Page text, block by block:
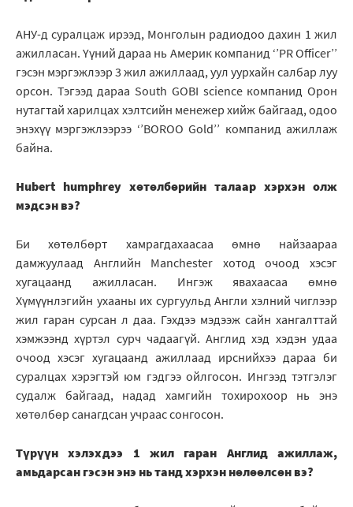
АНУ-д суралцаж ирээд, Монголын радиодоо дахин 1 жил
ажилласан. Үүний дараа нь Америк компанид ‘’PR Officer’’
гэсэн мэргэжлээр 3 жил ажиллаад, уул уурхайн салбар луу
орсон. Тэгээд дараа South GOBI science компанид Орон
нутагтай харилцах хэлтсийн менежер хийж байгаад, одоо
энэхүү мэргэжлээрээ ‘’BOROO Gold’’ компанид ажиллаж
байна.
Hubert humphrey хөтөлбөрийн талаар хэрхэн олж
мэдсэн вэ?
Би хөтөлбөрт хамрагдахаасаа өмнө найзаараа
дамжуулаад Английн Manchester хотод очоод хэсэг
хугацаанд ажилласан. Ингэж явахаасаа өмнө
Хүмүүнлэгийн ухааны их сургуульд Англи хэлний чиглээр
жил гаран сурсан л даа. Гэхдээ мэдээж сайн хангалттай
хэмжээнд хүртэл сурч чадаагүй. Англид хэд хэдэн удаа
очоод хэсэг хугацаанд ажиллаад ирснийхээ дараа би
суралцах хэрэгтэй юм гэдгээ ойлгосон. Ингээд тэтгэлэг
судалж байгаад, надад хамгийн тохирохоор нь энэ
хөтөлбөр санагдсан учраас сонгосон.
Түрүүн хэлэхдээ 1 жил гаран Англид ажиллаж,
амьдарсан гэсэн энэ нь танд хэрхэн нөлөөлсөн вэ?